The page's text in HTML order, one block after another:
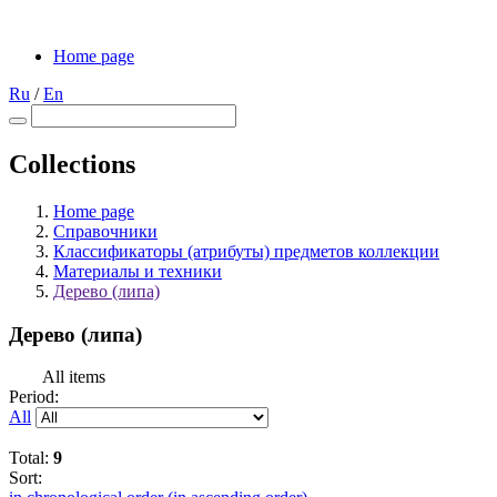
Home page
Ru /En
Collections
Home page
Справочники
Классификаторы (атрибуты) предметов коллекции
Материалы и техники
Дерево (липа)
Дерево (липа)
All items
Period:
All
Total: 9
Sort: